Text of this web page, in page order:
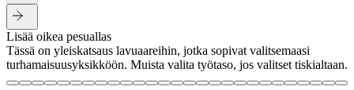
Lisää oikea pesuallas
Tässä on yleiskatsaus lavuaareihin, jotka sopivat valitsemaasi
turhamaisuusyksikköön. Muista valita työtaso, jos valitset tiskialtaan.